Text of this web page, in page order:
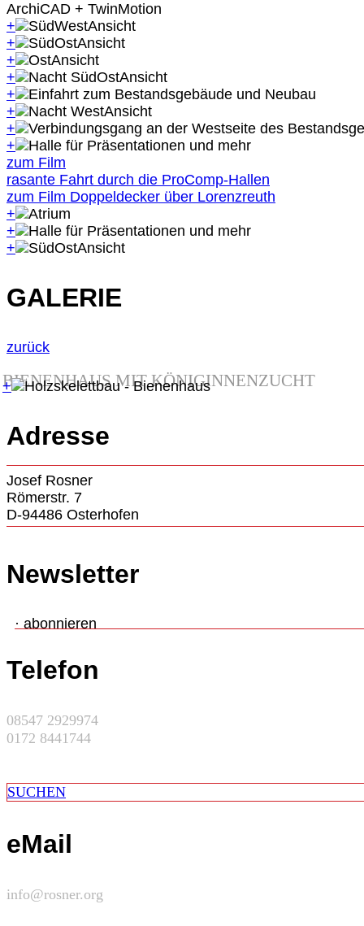
ArchiCAD + TwinMotion
+
+
+
+
+
+
+
+
zum Film
rasante Fahrt durch die ProComp-Hallen
zum Film Doppeldecker über Lorenzreuth
+
+
+
GALERIE
zurück
BIENENHAUS MIT KÖNIGINNENZUCHT
+
Adresse
Josef Rosner
Römerstr. 7
D-94486 Osterhofen
Newsletter
· abonnieren
Telefon
08547 2929974
0172 8441744
SUCHEN
eMail
info@rosner.org